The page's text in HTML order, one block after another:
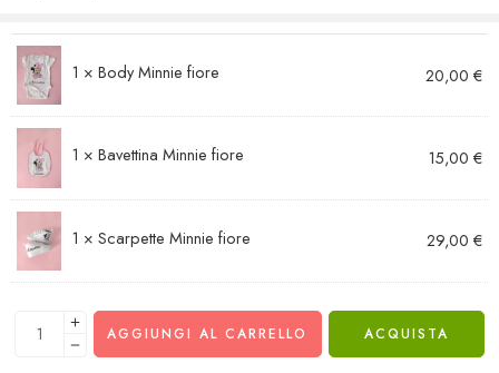
1 × Body Minnie fiore 20,00 €
1 × Bavettina Minnie fiore 15,00 €
1 × Scarpette Minnie fiore 29,00 €
AGGIUNGI AL CARRELLO ACQUISTA